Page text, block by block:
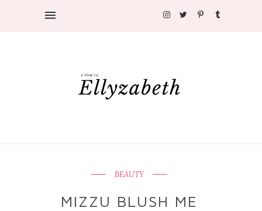
BEAUTY
MIZZU BLUSH ME